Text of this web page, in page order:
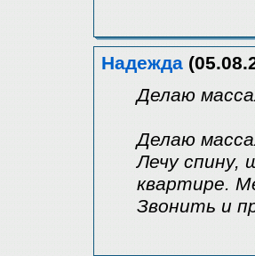
Надежда
Делаю
Делаю
Лечу спину,
квартире.
Звонить и